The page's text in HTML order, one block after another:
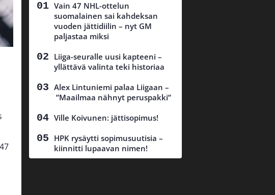
Vain 47 NHL-ottelun
suomalainen sai kahdeksan
vuoden jättidiilin – nyt GM
paljastaa miksi
Liiga-seuralle uusi kapteeni –
yllättävä valinta teki historiaa
Alex Lintuniemi palaa Liigaan –
”Maailmaa nähnyt peruspakki”
Ville Koivunen: jättisopimus!
HPK rysäytti sopimusuutisia –
kiinnitti lupaavan nimen!